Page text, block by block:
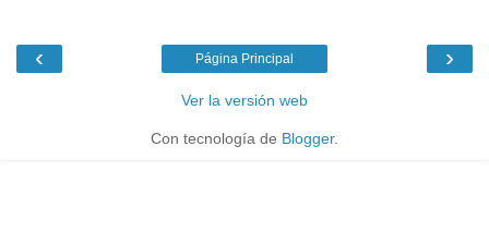
‹ ›
Página Principal
Ver la versión web
Con tecnología de Blogger.